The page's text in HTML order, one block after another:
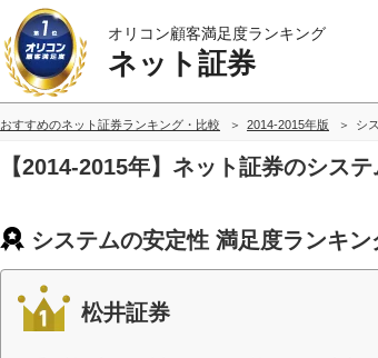
オリコン顧客満足度ランキング
ネット証券
おすすめのネット証券ランキング・比較 2014-2015年版 シ
【2014-2015年】ネット証券のシス
システムの安定性 満足度ランキン
松井証券